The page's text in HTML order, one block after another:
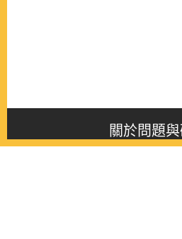
關於問題
About this